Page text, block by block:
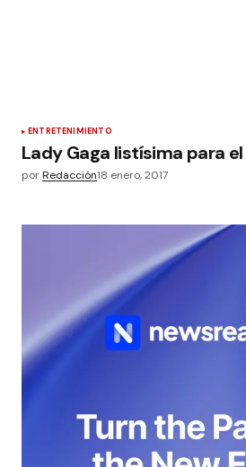
ENTRETENIMIENTO
Lady Gaga listísima para el
porRedacción18 enero, 2017